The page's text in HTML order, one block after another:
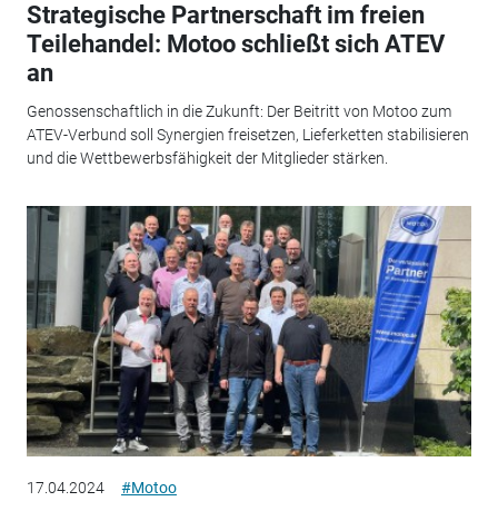
Strategische Partnerschaft im freien
Teilehandel: Motoo schließt sich ATEV
an
Genossenschaftlich in die Zukunft: Der Beitritt von Motoo zum
ATEV-Verbund soll Synergien freisetzen, Lieferketten stabilisieren
und die Wettbewerbsfähigkeit der Mitglieder stärken.
17.04.2024 #Motoo